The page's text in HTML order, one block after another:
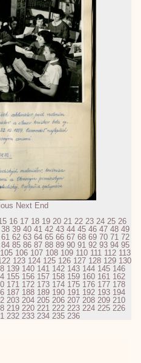
Next End
16 17 18 19 20 21 22 23 24 25 26
38 39 40 41 42 43 44 45 46 47 48 49
61 62 63 64 65 66 67 68 69 70 71 72
84 85 86 87 88 89 90 91 92 93 94 95
105 106 107 108 109 110 111 112 113
123 124 125 126 127 128 129 130
139 140 141 142 143 144 145 146
155 156 157 158 159 160 161 162
171 172 173 174 175 176 177 178
187 188 189 190 191 192 193 194
203 204 205 206 207 208 209 210
219 220 221 222 223 224 225 226
232 233 234 235 236